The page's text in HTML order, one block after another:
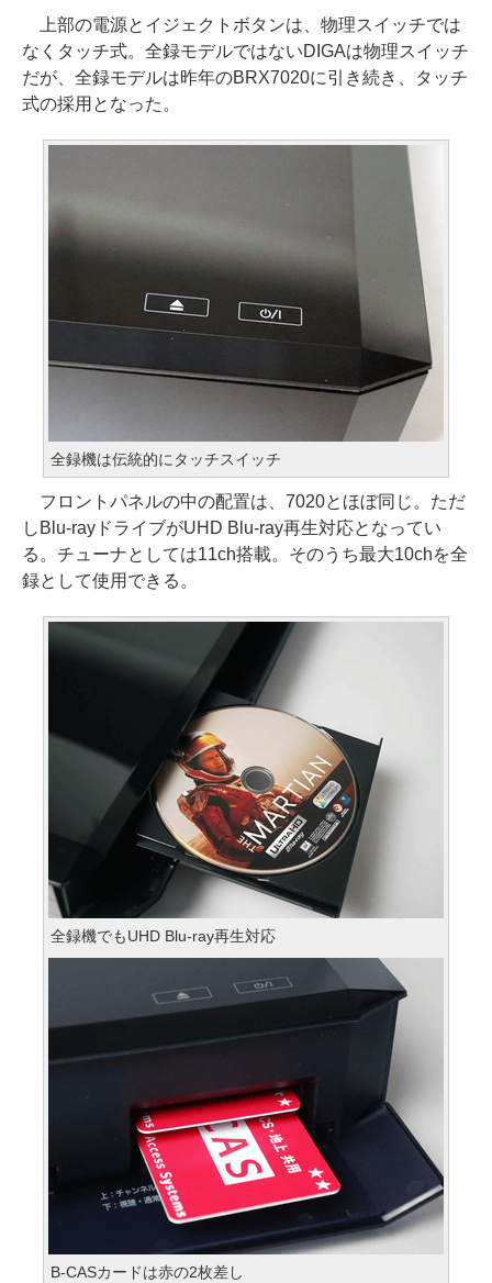
上部の電源とイジェクトボタンは、物理スイッチでは
なくタッチ式。全録モデルではないDIGAは物理スイッチ
だが、全録モデルは昨年のBRX7020に引き続き、タッチ
式の採用となった。
全録機は伝統的にタッチスイッチ
フロントパネルの中の配置は、7020とほぼ同じ。ただ
しBlu-rayドライブがUHD Blu-ray再生対応となってい
る。チューナとしては11ch搭載。そのうち最大10chを全
録として使用できる。
全録機でもUHD Blu-ray再生対応
B-CASカードは赤の2枚差し